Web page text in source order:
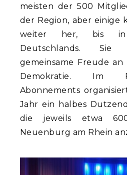
meisten der 500
der Region, aber einige
weiter her, bis
Deutschlands.
gemeinsame Freude an
Demokratie. Im
Abonnements
Jahr ein halbes
die jeweils etwa
Neuenburg am Rhein